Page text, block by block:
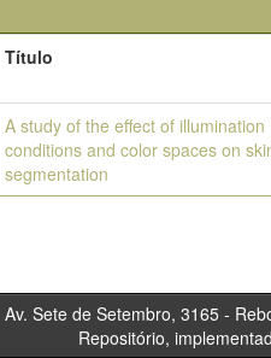
Título
A study of the effect of illumination
conditions and color spaces on
segmentation
Setembro, 3165 -
Repositório,